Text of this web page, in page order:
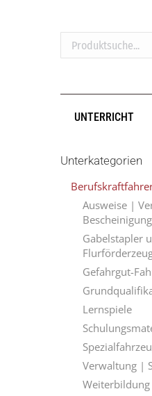
Produktsuche...
UNTERRICHT
Unterkategorien
Ausweise |
Bescheinigung
Gabelstapler
Gefahrgut-
Lernspiele
Verwaltung |
Weiterbildung